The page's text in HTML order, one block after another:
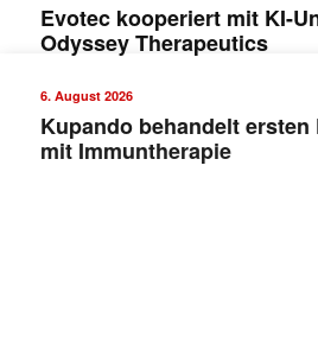
Evotec kooperiert mit KI-
Odyssey Therapeutics
6. August 2026
Kupando behandelt
mit Immuntherapie